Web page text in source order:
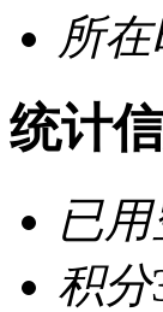
所
统计
已
积分